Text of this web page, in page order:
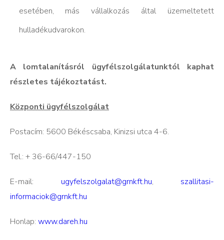
esetében, más vállalkozás által üzemeltetett
hulladékudvarokon.
A lomtalanításról ügyfélszolgálatunktól kaphat
részletes tájékoztatást.
Központi ügyfélszolgálat
Postacím: 5600 Békéscsaba, Kinizsi utca 4-6.
Tel.: + 36-66/447-150
E-mail: ugyfelszolgalat@grnkft.hu, szallitasi-
informaciok@grnkft.hu
Honlap: www.dareh.hu